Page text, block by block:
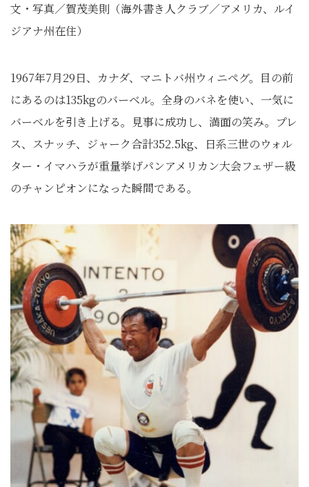
文・写真／賀茂美則（海外書き人クラブ／アメリカ、ルイ
ジアナ州在住）
1967年7月29日、カナダ、マニトバ州ウィニペグ。目の前
にあるのは135kgのバーベル。全身のバネを使い、一気に
バーベルを引き上げる。見事に成功し、満面の笑み。プレ
ス、スナッチ、ジャーク合計352.5kg、日系三世のウォル
ター・イマハラが重量挙げパンアメリカン大会フェザー級
のチャンピオンになった瞬間である。